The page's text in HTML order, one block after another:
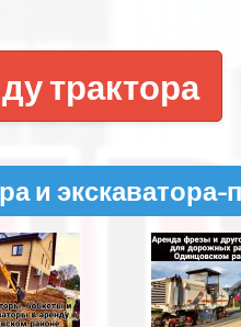
трактора
и экскаватора-